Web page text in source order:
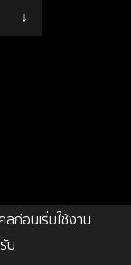
ก่อนเริ่มใช้งาน
บ
↓